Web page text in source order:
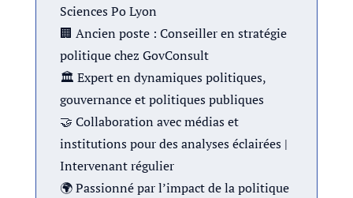
Sciences Po Lyon
🏢 Ancien poste : Conseiller en stratégie
politique chez GovConsult
🏛 Expert en dynamiques politiques,
gouvernance et politiques publiques
🤝 Collaboration avec médias et
institutions pour des analyses éclairées |
Intervenant régulier
🌍 Passionné par l’impact de la politique